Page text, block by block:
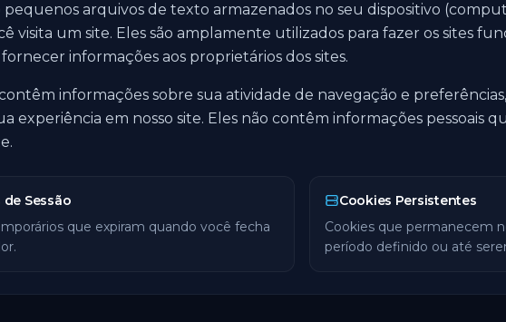
pequenos arquivos de texto armazenados no seu dispositivo
visita um site. Eles são amplamente utilizados para fazer os sites
informações aos proprietários dos sites.
informações sobre sua atividade de navegação e
experiência em nosso site. Eles não contêm informações pessoais
de Sessão
que expiram quando você fecha
Cookies Persistentes
Cookies que permanecem
período definido ou até